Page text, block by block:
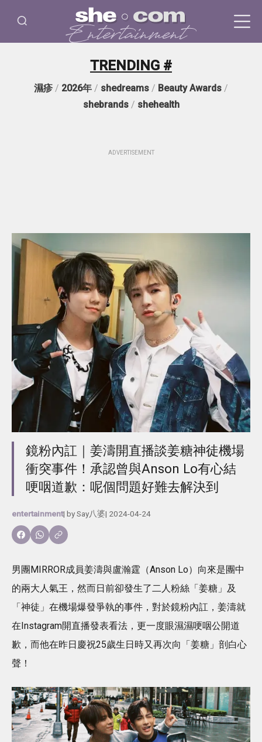
TRENDING #
濕疹 / 2026年 / shedreams / Beauty Awards /
shebrands/ shehealth
ADVERTISEMENT
鏡粉內訌｜姜濤開直播談姜糖神徒機場
衝突事件！承認曾與Anson Lo有心結
哽咽道歉：呢個問題好難去解決到
entertainment| bySay八婆| 2024-04-24
男團MIRROR成員姜濤與盧瀚霆（Anson Lo）向來是團中
的兩大人氣王，然而日前卻發生了二人粉絲「姜糖」及
「神徒」在機場爆發爭執的事件，對於鏡粉內訌，姜濤就
在Instagram開直播發表看法，更一度眼濕濕哽咽公開道
歉，而他在昨日慶祝25歲生日時又再次向「姜糖」剖白心
聲！